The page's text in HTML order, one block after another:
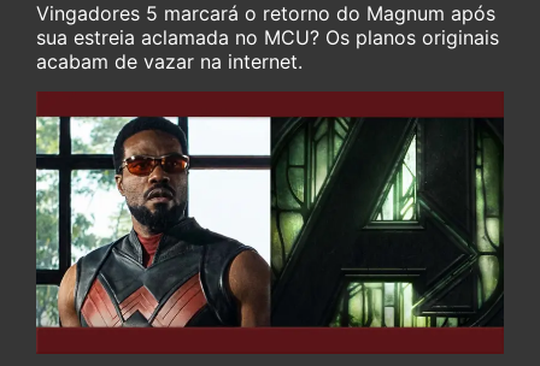
Vingadores 5 marcará o retorno do Magnum após
sua estreia aclamada no MCU? Os planos originais
acabam de vazar na internet.